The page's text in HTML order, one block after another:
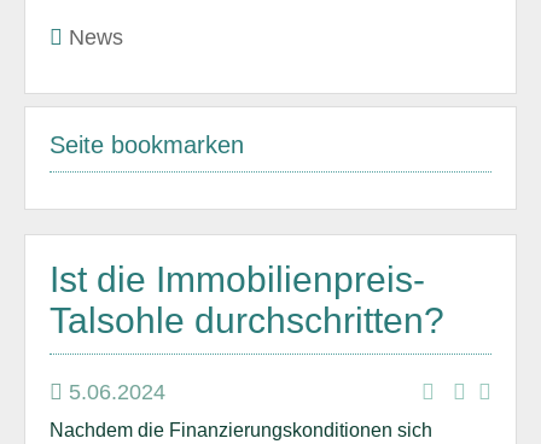
News
Seite bookmarken
Ist die Immobilienpreis-
Talsohle durchschritten?
5.06.2024
Nachdem die Finanzierungskonditionen sich